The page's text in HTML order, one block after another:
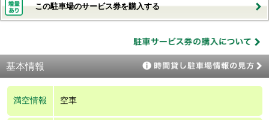
この駐車場のサービス券を購入する
基本情報
満空情報 空車